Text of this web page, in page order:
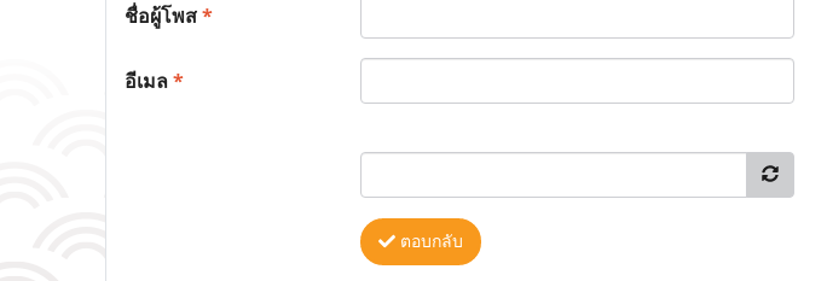
ชื่อผู้โพส*
อีเมล*
ตอบกลับ